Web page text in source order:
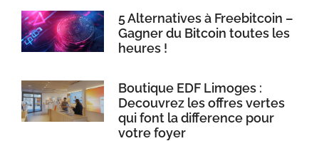
5 Alternatives à Freebitcoin –
Gagner du Bitcoin toutes les
heures !
Boutique EDF Limoges :
Decouvrez les offres vertes
qui font la difference pour
votre foyer